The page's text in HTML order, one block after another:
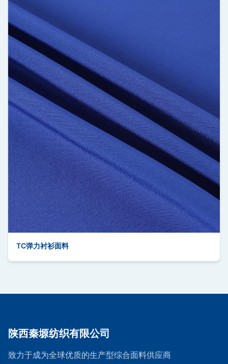
TC弹力衬衫面料
陕西秦塬纺织有限公司
致力于成为全球优质的生产型综合面料供应商